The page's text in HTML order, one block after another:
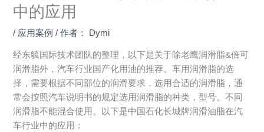
中的应用
/ 应用案例 / 作者： Dymi
经东毓国际技术团队的整理，以下是关于除老鹰润滑脂&倍可
润滑脂外，汽车行业国产化用油的推荐。车用润滑脂的选
择，需要根据不同部位的润滑要求，选用合适的润滑脂，通
常会按照汽车说明书的规定选用润滑脂的种类，型号。不同
润滑脂不能混合使用。以下是中国石化长城牌润滑油脂在汽
车行业中的应用：